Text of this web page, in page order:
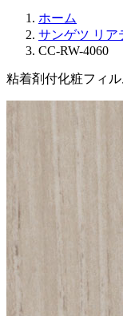
ホーム
サンゲツ リア
CC-RW-4060
粘着剤付化粧フィ